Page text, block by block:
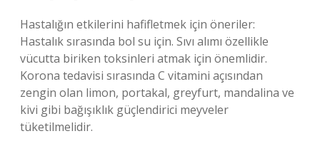
Hastalığın etkilerini hafifletmek için öneriler:
Hastalık sırasında bol su için. Sıvı alımı özellikle
vücutta biriken toksinleri atmak için önemlidir.
Korona tedavisi sırasında C vitamini açısından
zengin olan limon, portakal, greyfurt, mandalina ve
kivi gibi bağışıklık güçlendirici meyveler
tüketilmelidir.